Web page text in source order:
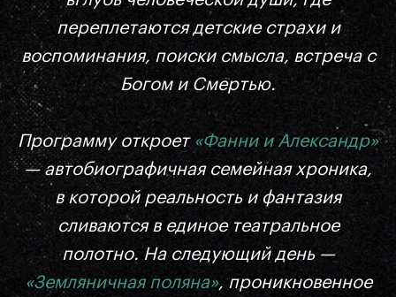
переплетаются детские страхи и
воспоминания, поиски смысла, встреча с
Богом и Смертью.
Программу откроет«Фанни и Александр»
— автобиографичная семейная хроника,
в которой реальность и фантазия
сливаются в единое театральное
полотно. На следующий день —
«Земляничная поляна», проникновенное